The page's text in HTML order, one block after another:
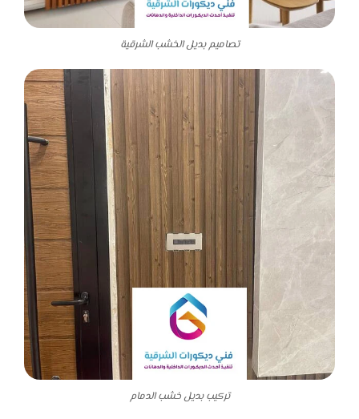
تصاميم بديل الخشب الشرقية
تركيب بديل خشب الدمام